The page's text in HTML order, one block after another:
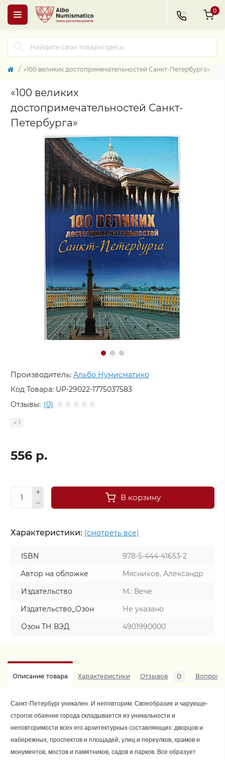
0
«100 великих достопримечательностей Санкт-Петербурга»
«100 великих
достопримечательностей Санкт-
Петербурга»
Производитель: Альбо Нумисматико
Код Товара: UP-29022-1775037583
Отзывы: (0)
1
556 р.
В корзину
Характеристики: (смотреть все)
ISBN
978-5-444-41653-2
Автор на обложке
Мясников, Александр
Издательство
М.: Вече
Издательство_Озон
Не указано
Озон ТН ВЭД
4901990000
Описание товара Характеристики Отзывов 0 Вопросы
Санкт-Петербург уникален. И неповторим. Своеобразие и чарующе-
строгое обаяние города складывается из уникальности и
неповторимости всех его архитектурных составляющих: дворцов и
набережных, проспектов и площадей, улиц и переулков, храмов и
монументов, мостов и памятников, садов и парков. Все образует